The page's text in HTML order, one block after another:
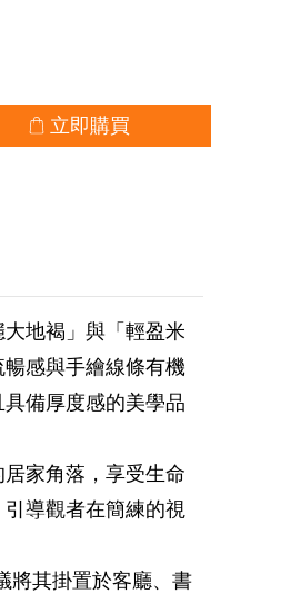
立即購買
地褐」與「輕盈米
感與手繪線條有機
備厚度感的美學品
家角落，享受生命
導觀者在簡練的視
將其掛置於客廳、書